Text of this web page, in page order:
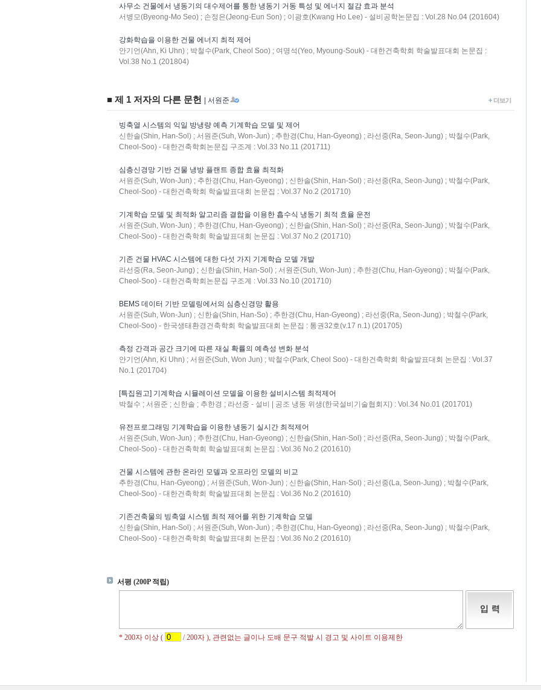
사무소 건물에서 냉동기의 대수제어를 통한 냉동기 거동 특성 및 에너지 절감 효과 분석
서병모(Byeong-Mo Seo) ; 손정은(Jeong-Eun Son) ; 이광호(Kwang Ho Lee) - 설비공학논문집 : Vol.28 No.04 (201604)
강화학습을 이용한 건물 에너지 최적 제어
안기언(Ahn, Ki Uhn) ; 박철수(Park, Cheol Soo) ; 여명석(Yeo, Myoung-Souk) - 대한건축학회 학술발표대회 논문집 :
Vol.38 No.1 (201804)
■ 제 1 저자의 다른 문헌 | 서원준
빙축열 시스템의 익일 방냉량 예측 기계학습 모델 및 제어
신한솔(Shin, Han-Sol) ; 서원준(Suh, Won-Jun) ; 추한경(Chu, Han-Gyeong) ; 라선중(Ra, Seon-Jung) ; 박철수(Park,
Cheol-Soo) - 대한건축학회논문집 구조계 : Vol.33 No.11 (201711)
심층신경망 기반 건물 냉방 플랜트 종합 효율 최적화
서원준(Suh, Won-Jun) ; 추한경(Chu, Han-Gyeong) ; 신한솔(Shin, Han-Sol) ; 라선중(Ra, Seon-Jung) ; 박철수(Park,
Cheol-Soo) - 대한건축학회 학술발표대회 논문집 : Vol.37 No.2 (201710)
기계학습 모델 및 최적화 알고리즘 결합을 이용한 흡수식 냉동기 최적 효율 운전
서원준(Suh, Won-Jun) ; 추한경(Chu, Han-Gyeong) ; 신한솔(Shin, Han-Sol) ; 라선중(Ra, Seon-Jung) ; 박철수(Park,
Cheol-Soo) - 대한건축학회 학술발표대회 논문집 : Vol.37 No.2 (201710)
기존 건물 HVAC 시스템에 대한 다섯 가지 기계학습 모델 개발
라선중(Ra, Seon-Jung) ; 신한솔(Shin, Han-Sol) ; 서원준(Suh, Won-Jun) ; 추한경(Chu, Han-Gyeong) ; 박철수(Park,
Cheol-Soo) - 대한건축학회논문집 구조계 : Vol.33 No.10 (201710)
BEMS 데이터 기반 모델링에서의 심층신경망 활용
서원준(Suh, Won-Jun) ; 신한솔(Shin, Han-So) ; 추한경(Chu, Han-Gyeong) ; 라선중(Ra, Seon-Jung) ; 박철수(Park,
Cheol-Soo) - 한국생태환경건축학회 학술발표대회 논문집 : 통권32호(v.17 n.1) (201705)
측정 간격과 공간 크기에 따른 재실 확률의 예측성 변화 분석
안기언(Ahn, Ki Uhn) ; 서원준(Suh, Won Jun) ; 박철수(Park, Cheol Soo) - 대한건축학회 학술발표대회 논문집 : Vol.37
No.1 (201704)
[특집원고] 기계학습 시뮬레이션 모델을 이용한 설비시스템 최적제어
박철수 ; 서원준 ; 신한솔 ; 추한경 ; 라선중 - 설비 | 공조 냉동 위생(한국설비기술협회지) : Vol.34 No.01 (201701)
유전프로그래밍 기계학습을 이용한 냉동기 실시간 최적제어
서원준(Suh, Won-Jun) ; 추한경(Chu, Han-Gyeong) ; 신한솔(Shin, Han-Sol) ; 라선중(Ra, Seon-Jung) ; 박철수(Park,
Cheol-Soo) - 대한건축학회 학술발표대회 논문집 : Vol.36 No.2 (201610)
건물 시스템에 관한 온라인 모델과 오프라인 모델의 비교
추한경(Chu, Han-Gyeong) ; 서원준(Suh, Won-Jun) ; 신한솔(Shin, Han-Sol) ; 라선중(La, Seon-Jung) ; 박철수(Park,
Cheol-Soo) - 대한건축학회 학술발표대회 논문집 : Vol.36 No.2 (201610)
기존건축물의 빙축열 시스템 최적 제어를 위한 기계학습 모델
신한솔(Shin, Han-Sol) ; 서원준(Suh, Won-Jun) ; 추한경(Chu, Han-Gyeong) ; 라선중(Ra, Seon-Jung) ; 박철수(Park,
Cheol-Soo) - 대한건축학회 학술발표대회 논문집 : Vol.36 No.2 (201610)